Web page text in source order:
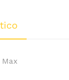
Max